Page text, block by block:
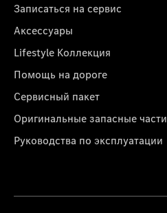
Записаться на сервис
Аксессуары
Lifestyle Коллекция
Помощь на дороге
Сервисный пакет
Оригинальные запасные части
Руководства по эксплуатации